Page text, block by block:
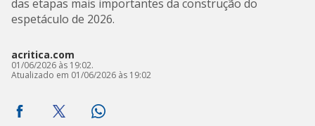
das etapas mais importantes da construção do
espetáculo de 2026.
acritica.com
01/06/2026 às 19:02.
Atualizado em 01/06/2026 às 19:02